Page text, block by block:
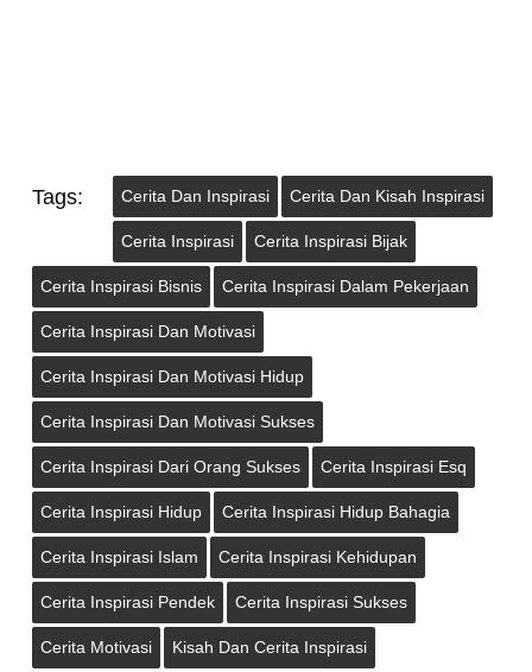
Tags: Cerita Dan Inspirasi Cerita Dan Kisah Inspirasi
Cerita Inspirasi Cerita Inspirasi Bijak
Cerita Inspirasi Bisnis Cerita Inspirasi Dalam Pekerjaan
Cerita Inspirasi Dan Motivasi
Cerita Inspirasi Dan Motivasi Hidup
Cerita Inspirasi Dan Motivasi Sukses
Cerita Inspirasi Dari Orang Sukses Cerita Inspirasi Esq
Cerita Inspirasi Hidup Cerita Inspirasi Hidup Bahagia
Cerita Inspirasi Islam Cerita Inspirasi Kehidupan
Cerita Inspirasi Pendek Cerita Inspirasi Sukses
Cerita Motivasi Kisah Dan Cerita Inspirasi